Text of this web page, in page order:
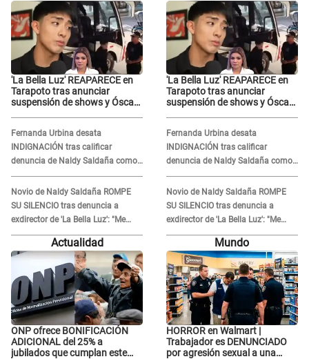
'La Bella Luz' REAPARECE en
Tarapoto tras anunciar
suspensión de shows y Óscar
Fernanda Urbina desata
INDIGNACIÓN tras calificar
denuncia de Naldy Saldaña como
'acto bochornoso': "No es justo
atacar a otra mujer"
Novio de Naldy Saldaña ROMPE
SU SILENCIO tras denuncia a
exdirector de 'La Bella Luz': "Me
basta con que ella esté bien"
'La Bella Luz' REAPARECE en
Tarapoto tras anunciar
suspensión de shows y Óscar
Fernanda Urbina desata
INDIGNACIÓN tras calificar
denuncia de Naldy Saldaña como
'acto bochornoso': "No es justo
atacar a otra mujer"
Novio de Naldy Saldaña ROMPE
SU SILENCIO tras denuncia a
exdirector de 'La Bella Luz': "Me
basta con que ella esté bien"
Actualidad
ONP ofrece BONIFICACIÓN
ADICIONAL del 25% a
jubilados que cumplan este
Mundo
HORROR en Walmart |
Trabajador es DENUNCIADO
por agresión sexual a una